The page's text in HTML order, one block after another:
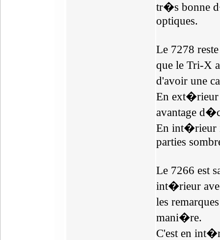
tr�s bonne
optiques.
Le 7278
que le Tri-X
d'avoir une
En ext�rieur
avantage
En int�rieur
parties
Le 7266 est
int�rieur
les
mani�re.
C'est en